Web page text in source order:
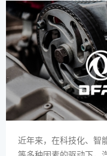
近年来，在科技化、智